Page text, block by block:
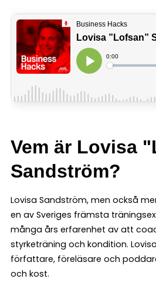
Vem är Lovisa
Sandström?
Lovisa Sandström, men också
en av Sveriges främsta
många års erfarenhet av att
styrketräning och kondition.
författare, föreläsare och
och kost.